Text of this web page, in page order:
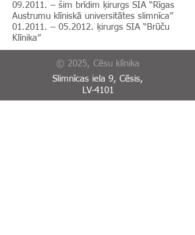
09.2011. – šim brīdim ķirurgs SIA “Rīgas
Austrumu klīniskā universitātes slimnīca”
01.2011. – 05.2012. ķirurgs SIA “Brūču
Klīnika”
© 2025, Cēsu klīnika
Slimnīcas iela 9, Cēsis,
LV-4101